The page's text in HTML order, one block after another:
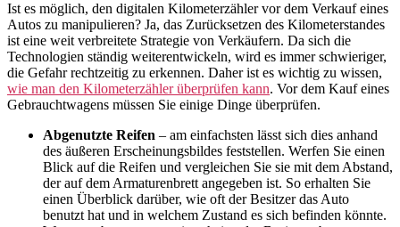
Ist es möglich, den digitalen Kilometerzähler vor dem Verkauf eines
Autos zu manipulieren? Ja, das Zurücksetzen des Kilometerstandes
ist eine weit verbreitete Strategie von Verkäufern. Da sich die
Technologien ständig weiterentwickeln, wird es immer schwieriger,
die Gefahr rechtzeitig zu erkennen. Daher ist es wichtig zu wissen,
wie man den Kilometerzähler überprüfen kann. Vor dem Kauf eines
Gebrauchtwagens müssen Sie einige Dinge überprüfen.
Abgenutzte Reifen – am einfachsten lässt sich dies anhand
des äußeren Erscheinungsbildes feststellen. Werfen Sie einen
Blick auf die Reifen und vergleichen Sie sie mit dem Abstand,
der auf dem Armaturenbrett angegeben ist. So erhalten Sie
einen Überblick darüber, wie oft der Besitzer das Auto
benutzt hat und in welchem Zustand es sich befinden könnte.